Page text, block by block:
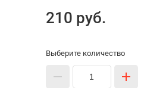
210 руб.
Выберите количество